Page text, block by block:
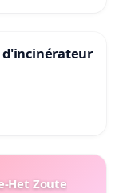
d'incinérateur
Het Zoute